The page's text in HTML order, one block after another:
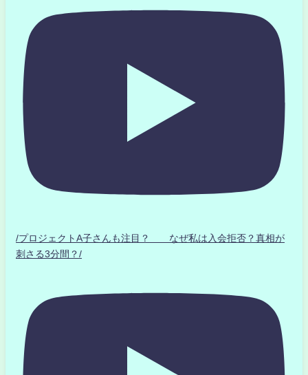
/プロジェクトA子さんも注目？ なぜ私は入会拒否？真相が
刺さる3分間？/